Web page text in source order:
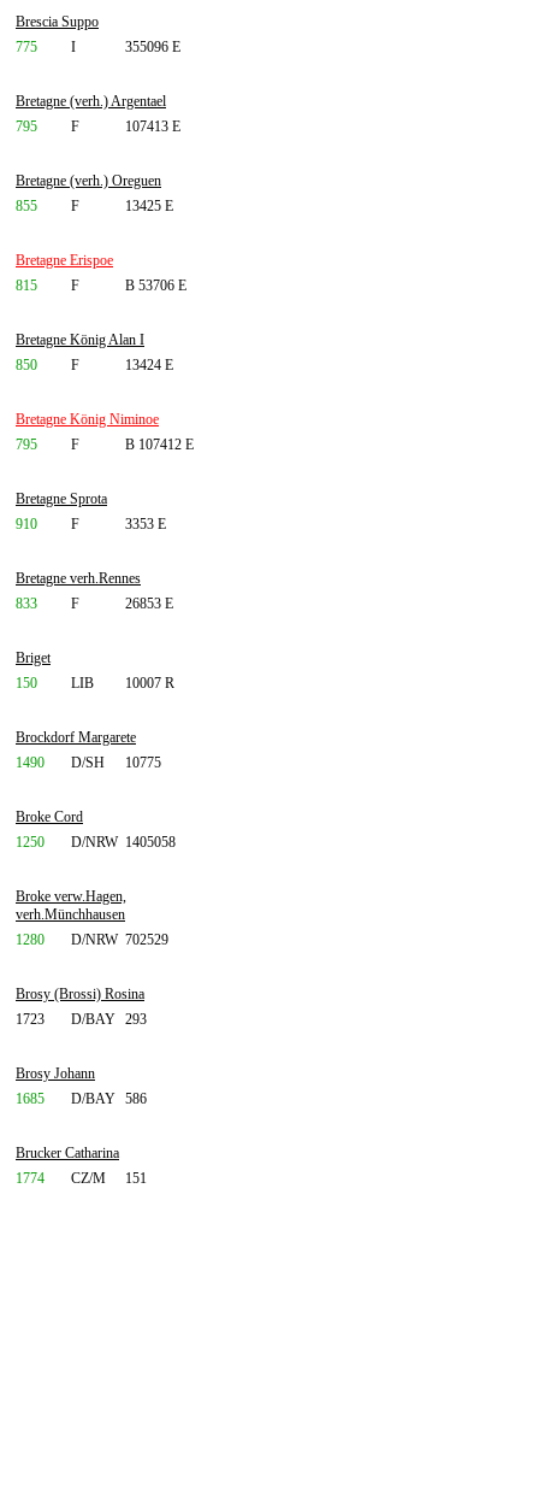
Brescia Suppo
775
I 355096 E
Bretagne (verh.) Argentael
795
F 107413 E
Bretagne (verh.) Oreguen
855
F 13425 E
Bretagne Erispoe
815
F B 53706 E
Bretagne König Alan I
850
F 13424 E
Bretagne König Niminoe
795
F B 107412 E
Bretagne Sprota
910
F 3353 E
Bretagne verh.Rennes
833
F 26853 E
Briget
150
LIB 10007 R
Brockdorf Margarete
1490
D/SH 10775
Broke Cord
1250
D/NRW 1405058
Broke verw.Hagen,
verh.Münchhausen
1280
D/NRW 702529
Brosy (Brossi) Rosina
1723
D/BAY 293
Brosy Johann
1685
D/BAY 586
Brucker Catharina
1774
CZ/M 151